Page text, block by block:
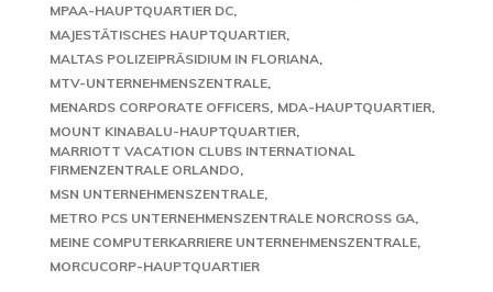
MPAA-HAUPTQUARTIER DC
MAJESTÄTISCHES HAUPTQUARTIER
MALTAS POLIZEIPRÄSIDIUM IN FLORIANA
MTV-UNTERNEHMENSZENTRALE
MENARDS CORPORATE OFFICERS MDA-HAUPTQUARTIER
MOUNT KINABALU-HAUPTQUARTIER
MARRIOTT VACATION CLUBS INTERNATIONAL
FIRMENZENTRALE ORLANDO
MSN UNTERNEHMENSZENTRALE
METRO PCS UNTERNEHMENSZENTRALE NORCROSS GA
MEINE COMPUTERKARRIERE UNTERNEHMENSZENTRALE
MORCUCORP-HAUPTQUARTIER